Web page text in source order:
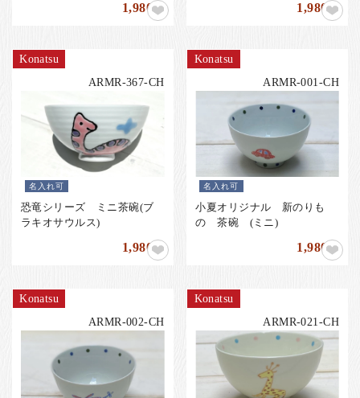
1,980円 1,980円
Konatsu
ARMR-367-CH
名入れ可
恐竜シリーズ ミニ茶碗(ブ
ラキオサウルス)
1,980円
Konatsu
ARMR-001-CH
名入れ可
小夏オリジナル 新のりも
の 茶碗 (ミニ)
1,980円
Konatsu
ARMR-002-CH
Konatsu
ARMR-021-CH